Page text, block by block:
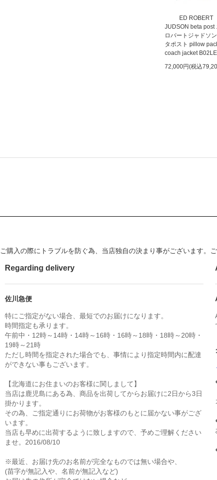
ED ROBERT
JUDSON beta post
ロバートジャドソ
タポスト pillow
coach jacket
72,000円(税込
ご購入の際にトラブルを防ぐ為、当店独自の決まり事がございます。
Regarding delivery
佐川急便
特にご指定がない場合、最短でのお届けになります。
時間指定も承ります。
午前中・12時～14時・14時～16時・16時～18時・18時～20時・
19時～21時
ただし時間を指定された場合でも、事情により指定時間内に配達
ができない事もございます。
【北海道にお住まいのお客様に関しまして】
当店は鹿児島にある為、商品を出荷してからお届けに2日から3日
掛かります。
その為、ご指定通りにお荷物がお客様のもとに届かない事がござ
います。
当店も早めに出荷するように致しますので、予めご理解ください
ませ。2016/08/10
※最近、お届け先のお名前が完全なものでは無い場合や、
(苗字が無記入や、名前が無記入など)